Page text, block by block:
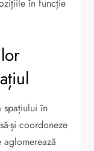
în funcție
spațiului în
și coordoneze
aglomerează